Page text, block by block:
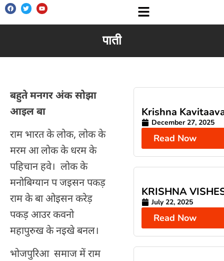
पाती
बहुते मनगर अंक सोझा
आइल बा
राम भारत के लोक, लोक के
मरम आ लोक के धरम के
पहिचान हवे। लोक के
मनोबिग्यान प जइसन पकड़
राम के बा ओइसन करेड़
पकड़ आउर कवनो
महापुरुख के नइखे बनल।
भोजपुरिआ समाज में राम
Krishna
December 27, 2025
Read Now
KRISHNA
July 22, 2025
Read Now